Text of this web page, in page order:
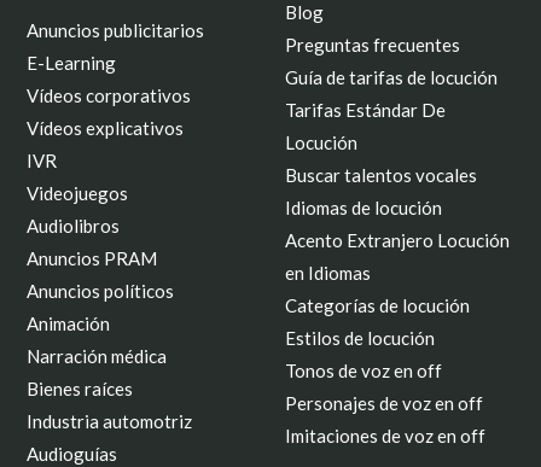
Anuncios publicitarios
E-Learning
Vídeos corporativos
Vídeos explicativos
IVR
Videojuegos
Audiolibros
Anuncios PRAM
Anuncios políticos
Animación
Narración médica
Bienes raíces
Industria automotriz
Audioguías
Blog
Preguntas frecuentes
Guía de tarifas de locución
Tarifas Estándar De
Locución
Buscar talentos vocales
Idiomas de locución
Acento Extranjero Locución
en Idiomas
Categorías de locución
Estilos de locución
Tonos de voz en off
Personajes de voz en off
Imitaciones de voz en off